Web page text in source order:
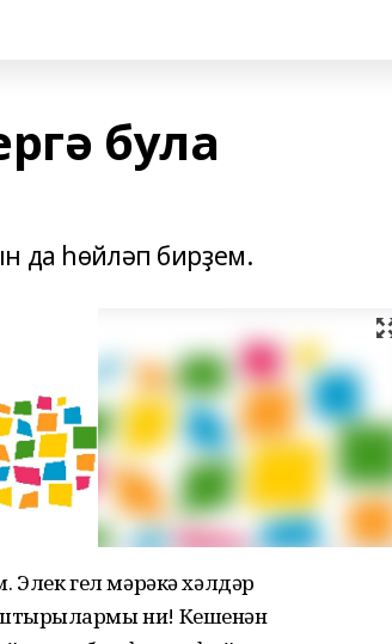
була
да һөйләп бирҙем.
Элек гел мәрәкә хәлдәр
ни! Кешенән